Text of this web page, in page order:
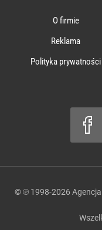
O firmie
Reklama
Polityka prywatności
© ℗ 1998-2026